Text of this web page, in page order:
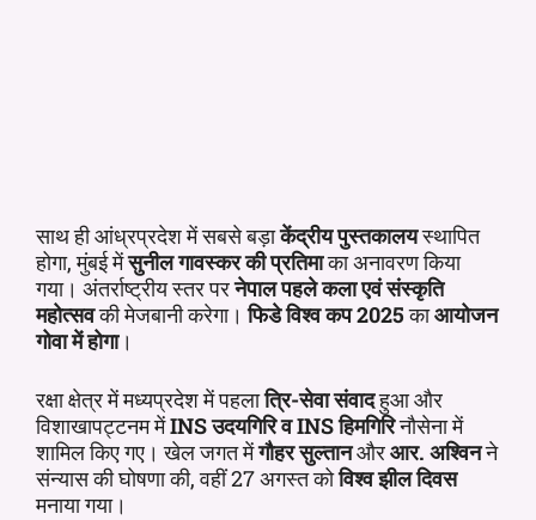
साथ ही आंध्रप्रदेश में सबसे बड़ाकेंद्रीय पुस्तकालयस्थापित
होगा, मुंबई मेंसुनील गावस्कर की प्रतिमाका अनावरण किया
गया। अंतर्राष्ट्रीय स्तर परनेपाल पहलेकला एवं संस्कृति
महोत्सवकी मेजबानी करेगा।फिडे विश्व कप 2025काआयोजन
गोवा में होगा।
रक्षा क्षेत्र में मध्यप्रदेश में पहलात्रि-सेवा संवादहुआ और
विशाखापट्टनम मेंINS उदयगिरि व INS हिमगिरिनौसेना में
शामिल किए गए। खेल जगत मेंगौहर सुल्तानऔरआर. अश्विनने
संन्यास की घोषणा की, वहीं 27 अगस्त कोविश्व झील दिवस
मनाया गया।